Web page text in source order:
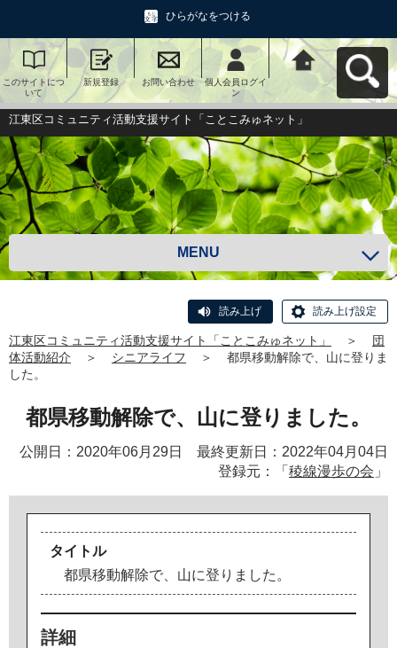
ひらがなをつける
このサイトにつ
いて
新規登録 お問い合わせ
個人会員ログイ
ン
江東区コミュニ
ティ活動支援サ
イト「ことこみ
ゅネット」へ戻
る
江東区コミュニティ活動支援サイト「ことこみゅネット」
MENU
読み上げ 読み上げ設定
江東区コミュニティ活動支援サイト「ことこみゅネット」 ＞
団
体活動紹介
＞ シニアライフ ＞
都県移動解除で、山に登りま
した。
都県移動解除で、山に登りました。
公開日：2020年06月29日 最終更新日：2022年04月04日
登録元：「 稜線漫歩の会 」
タイトル
都県移動解除で 山に登 り ま した 。
詳細